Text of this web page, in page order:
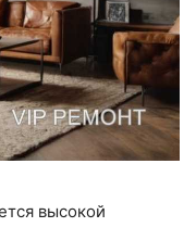
высокой